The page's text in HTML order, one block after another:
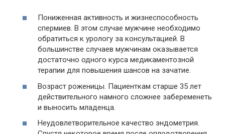
Пониженная активность и жизнеспособность
спермиев. В этом случае мужчине необходимо
обратиться к урологу за консультацией. В
большинстве случаев мужчинам оказывается
достаточно одного курса медикаментозной
терапии для повышения шансов на зачатие.
Возраст роженицы. Пациенткам старше 35 лет
действительного намного сложнее забеременеть
и выносить младенца.
Неудовлетворительное качество эндометрия.